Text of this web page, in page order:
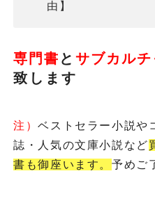
由】
専門書 とサブカル
致します
注）ベストセラー小説や
誌・人気の文庫小説など
書も御座います。 予めご